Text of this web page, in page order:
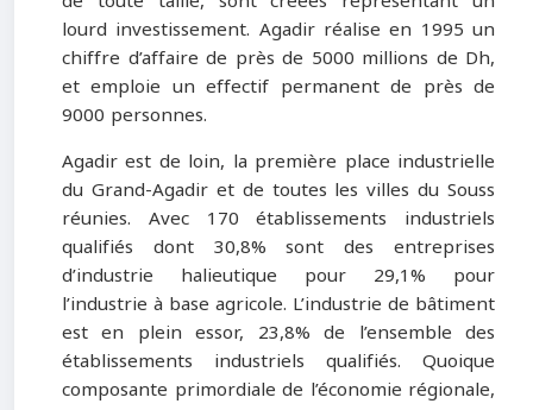
lourd investissement. Agadir réalise en 1995 un
chiffre d’affaire de près de 5000 millions de Dh,
et emploie un effectif permanent de près de
9000 personnes.
Agadir est de loin, la première place industrielle
du Grand-Agadir et de toutes les villes du Souss
réunies. Avec 170 établissements industriels
qualifiés dont 30,8% sont des entreprises
d’industrie halieutique pour 29,1% pour
l’industrie à base agricole. L’industrie de bâtiment
est en plein essor, 23,8% de l’ensemble des
établissements industriels qualifiés. Quoique
composante primordiale de l’économie régionale,